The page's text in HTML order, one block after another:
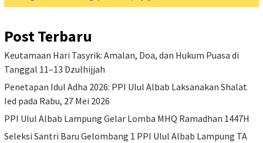
Post Terbaru
Keutamaan Hari Tasyrik: Amalan, Doa, dan Hukum Puasa di
Tanggal 11–13 Dzulhijjah
Penetapan Idul Adha 2026: PPI Ulul Albab Laksanakan Shalat
Ied pada Rabu, 27 Mei 2026
PPI Ulul Albab Lampung Gelar Lomba MHQ Ramadhan 1447H
Seleksi Santri Baru Gelombang 1 PPI Ulul Albab Lampung TA